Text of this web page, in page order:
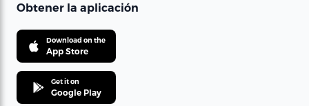
Obtener la aplicación
Download on the
App Store
Get it on
Google Play